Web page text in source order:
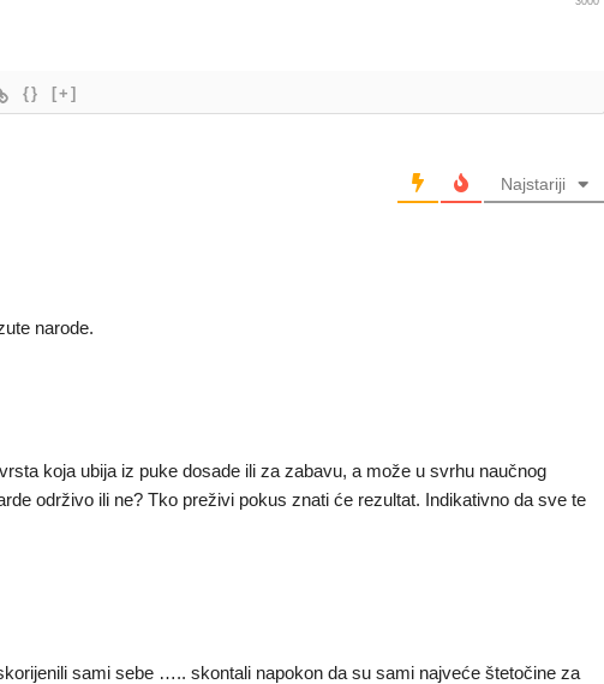
{} [+]
Najstariji
narode.
koja ubija iz puke dosade ili za zabavu, a može u svrhu naučnog
održivo ili ne? Tko preživi pokus znati će rezultat. Indikativno da sve te
sami sebe ….. skontali napokon da su sami najveće štetočine za